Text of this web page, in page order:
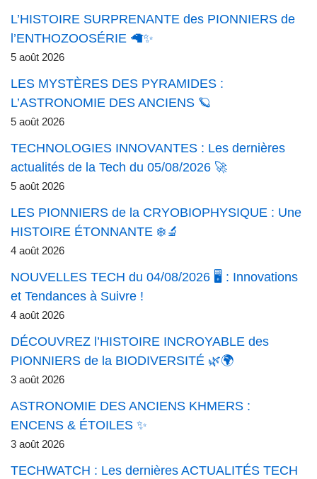
L’HISTOIRE SURPRENANTE des PIONNIERS de
l’ENTHOZOOSÉRIE 🦙✨
5 août 2026
LES MYSTÈRES DES PYRAMIDES :
L’ASTRONOMIE DES ANCIENS 🪐
5 août 2026
TECHNOLOGIES INNOVANTES : Les dernières
actualités de la Tech du 05/08/2026 🚀
5 août 2026
LES PIONNIERS de la CRYOBIOPHYSIQUE : Une
HISTOIRE ÉTONNANTE ❄️🔬
4 août 2026
NOUVELLES TECH du 04/08/2026 🖥️ : Innovations
et Tendances à Suivre !
4 août 2026
DÉCOUVREZ l’HISTOIRE INCROYABLE des
PIONNIERS de la BIODIVERSITÉ 🌿🌍
3 août 2026
ASTRONOMIE DES ANCIENS KHMERS :
ENCENS & ÉTOILES ✨
3 août 2026
TECHWATCH : Les dernières ACTUALITÉS TECH